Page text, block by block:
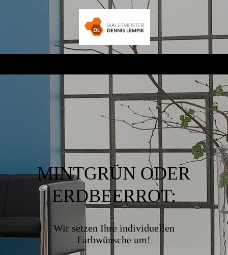
MINTGRÜN ODER
ERDBEERROT:
Wir setzen Ihre individuellen
Farbwünsche um!